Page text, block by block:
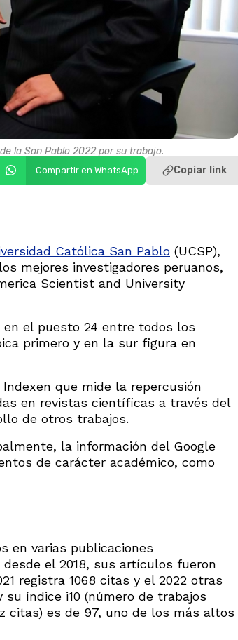
la San Pablo 2022 por su trabajo.
Compartir en WhatsApp Copiar link
Católica San Pablo (UCSP),
mejores investigadores peruanos,
Scientist and University
en el puesto 24 entre todos los
primero y en la sur figura en
que mide la repercusión
en revistas científicas a través del
de otros trabajos.
la información del Google
de carácter académico, como
en varias publicaciones
el 2018, sus artículos fueron
registra 1068 citas y el 2022 otras
índice i10 (número de trabajos
citas) es de 97, uno de los más altos